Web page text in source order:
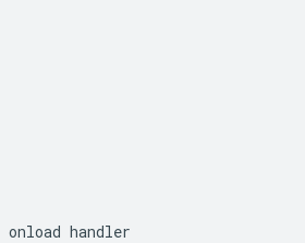
handler